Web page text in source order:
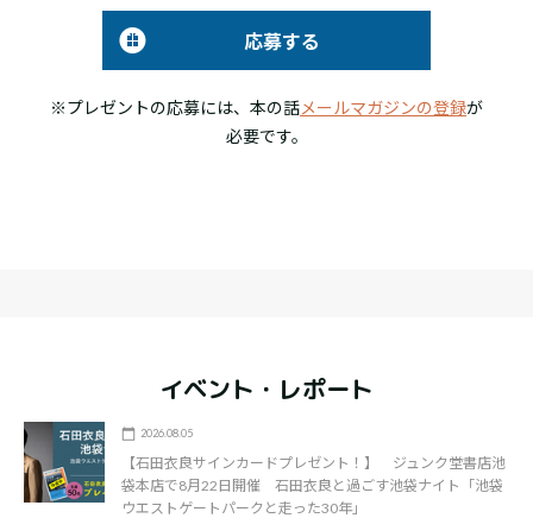
応募する
※プレゼントの応募には、本の話メールマガジンの登録が
必要です。
イベント・レポート
2026.08.05
【石田衣良サインカードプレゼント！】 ジュンク堂書店池
袋本店で8月22日開催 石田衣良と過ごす池袋ナイト「池袋
ウエストゲートパークと走った30年」